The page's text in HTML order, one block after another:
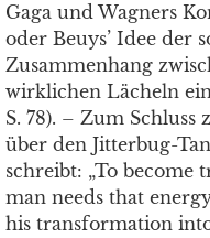
Gaga und Wagners
oder Beuys’ Idee der
Zusammenhang
wirklichen Lächeln
S. 78). – Zum
über den Jitterbug-
schreibt: „To become
man needs that
his transformation